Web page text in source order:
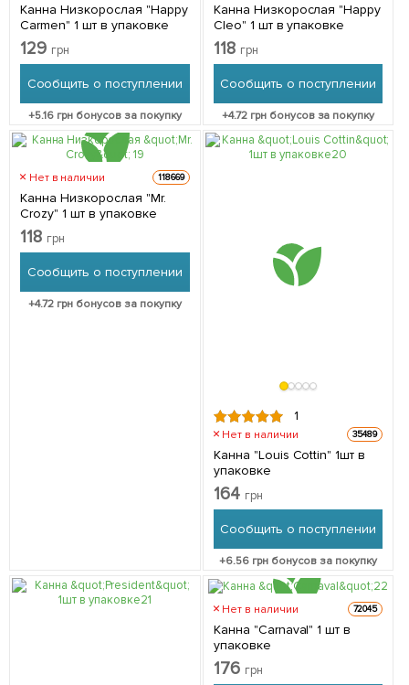
Канна Низкорослая "Happy
Carmen" 1 шт в упаковке
129 грн
Сообщить о поступлении
+5.16 грн бонусов за покупку
Канна Низкорослая "Happy
Cleo" 1 шт в упаковке
118 грн
Сообщить о поступлении
+4.72грн бонусов за покупку
Нет в наличии 118669
Канна Низкорослая "Mr.
Crozy" 1 шт в упаковке
118 грн
Сообщить о поступлении
+4.72 грн бонусов за покупку
1
Нет в наличии 35489
Канна "Louis Cottin" 1шт в
упаковке
164 грн
Сообщить о поступлении
+6.56 грн бонусов за покупку
Нет в наличии 72045
Канна "Carnaval" 1 шт в
упаковке
176 грн